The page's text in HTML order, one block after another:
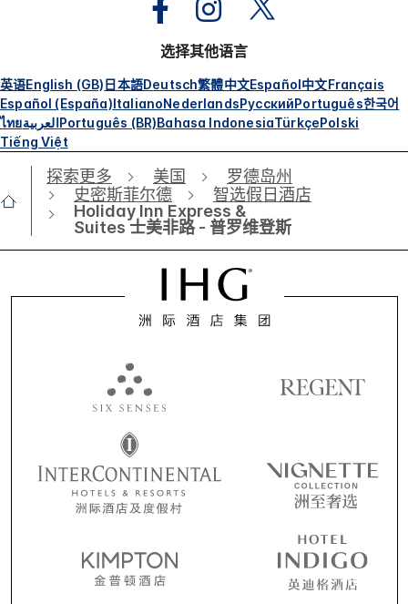
选择其他语言
英语English (GB)日本語Deutsch繁體中文Español中文Français
Español (España)ItalianoNederlandsРусскийPortuguês한국어
ไทยالعربيةPortuguês (BR)Bahasa IndonesiaTürkçePolski
Tiếng Việt
探索更多 美国
罗德岛州
史密斯菲尔德
智选假日酒店
Holiday Inn Express &
Suites 士美非路 - 普罗维登斯